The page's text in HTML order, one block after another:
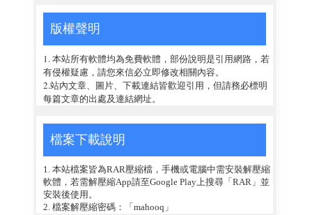
版權聲明
1. 本站所有軟體均為免費軟體，部份說明是引用網路，若
有侵權疑慮，請您來信必立即修改相關內容。
2.站內文章、圖片、下載連結皆歡迎引用，但請務必標明
每篇文章的出處及連結網址。
檔案下載說明
1. 本站檔案皆為RAR壓縮檔，手機或電腦中需安裝解壓縮
軟體，若需解壓縮App請至Google Play上搜尋「RAR」並
安裝後使用。
2. 檔案解壓縮密碼：「mahooq」